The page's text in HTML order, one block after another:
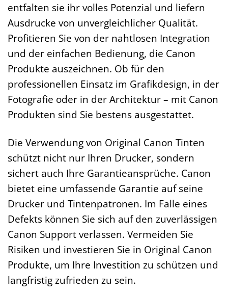
entfalten sie ihr volles Potenzial und liefern
Ausdrucke von unvergleichlicher Qualität.
Profitieren Sie von der nahtlosen Integration
und der einfachen Bedienung, die Canon
Produkte auszeichnen. Ob für den
professionellen Einsatz im Grafikdesign, in der
Fotografie oder in der Architektur – mit Canon
Produkten sind Sie bestens ausgestattet.
Die Verwendung von Original Canon Tinten
schützt nicht nur Ihren Drucker, sondern
sichert auch Ihre Garantieansprüche. Canon
bietet eine umfassende Garantie auf seine
Drucker und Tintenpatronen. Im Falle eines
Defekts können Sie sich auf den zuverlässigen
Canon Support verlassen. Vermeiden Sie
Risiken und investieren Sie in Original Canon
Produkte, um Ihre Investition zu schützen und
langfristig zufrieden zu sein.